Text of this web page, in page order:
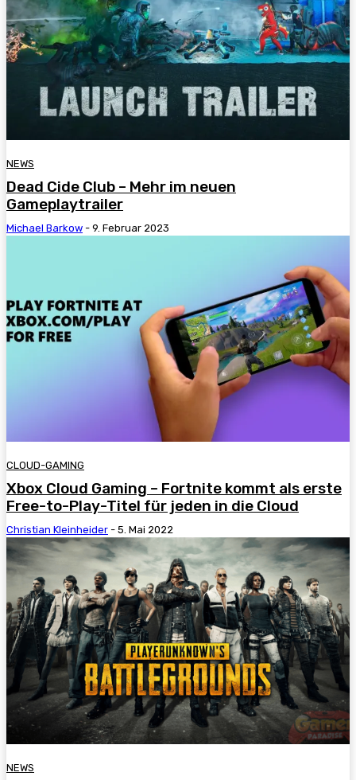
NEWS
Dead Cide Club – Mehr im neuen
Gameplaytrailer
Michael Barkow - 9. Februar 2023
CLOUD-GAMING
Xbox Cloud Gaming – Fortnite kommt als erste
Free-to-Play-Titel für jeden in die Cloud
Christian Kleinheider - 5. Mai 2022
NEWS